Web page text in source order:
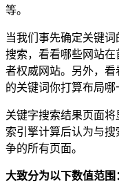
等。
当我们事先确定关键
搜索，看看哪些网站
者权威网站。另外，
的关键词你打算布局哪
关键字搜索结果页面
索引擎计算后认为与
争的所有页面。
大致分为以下数值范围